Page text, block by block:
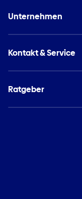
Unternehmen
Kontakt & Service
Ratgeber